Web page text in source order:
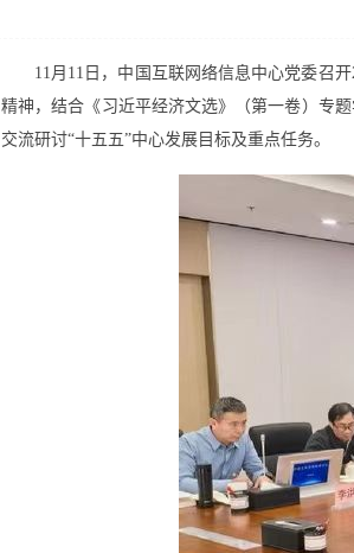
11月11日，中国互联网络信息中心党委召
精神，结合《习近平经济文选》（第一卷）专
交流研讨“十五五”中心发展目标及重点任务。